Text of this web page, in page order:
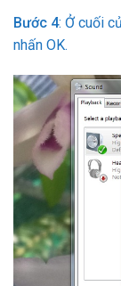
Bước 4: Ở cuối
nhấn OK.